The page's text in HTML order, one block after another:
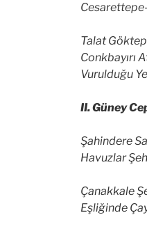
Cesarettepe-
Talat
Conkbayırı
Vurulduğu
II. Güney
Şahindere
Havuzlar
Çanakkale
Eşliğinde